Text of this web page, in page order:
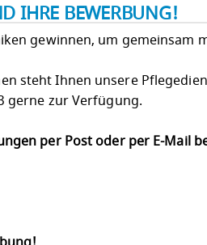
IHRE BEWERBUNG!
gewinnen, um gemeinsam
steht Ihnen unsere
gerne zur Verfügung.
per Post oder per E-Mail